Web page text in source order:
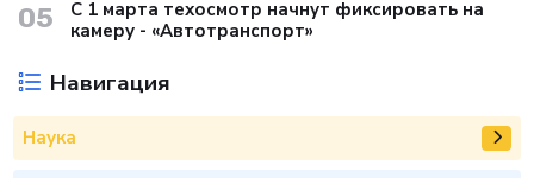
05
С 1 марта техосмотр начнут фиксировать на
камеру - «Автотранспорт»
Навигация
Наука